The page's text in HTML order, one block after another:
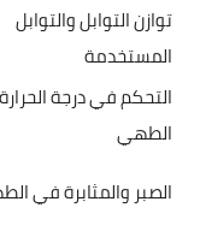
توازن التوابل والتوابل
المستخدمة
التحكم في درجة
الطهي
الصبر والمثابرة في